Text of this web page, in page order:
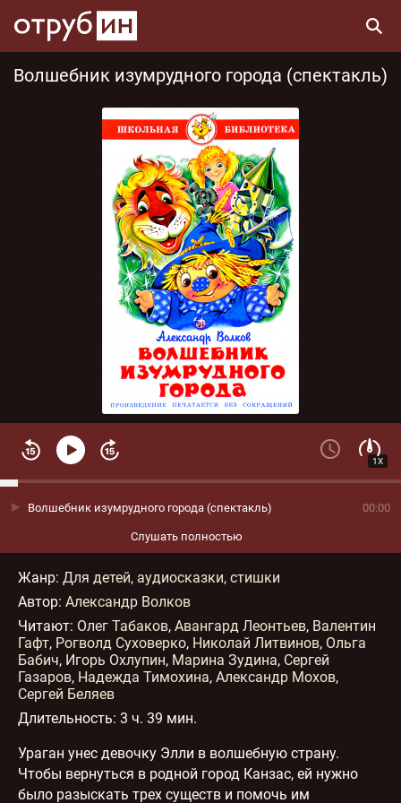
Волшебник изумрудного города (спектакль)
1X
00:00
Волшебник изумрудного города (спектакль)
Слушать полностью
Жанр: Для детей, аудиосказки, стишки
Автор: Александр Волков
Читают: Олег Табаков, Авангард Леонтьев, Валентин
Гафт, Рогволд Суховерко, Николай Литвинов, Ольга
Бабич, Игорь Охлупин, Марина Зудина, Сергей
Газаров, Надежда Тимохина, Александр Мохов,
Сергей Беляев
Длительность: 3 ч. 39 мин.
Ураган унес девочку Элли в волшебную страну.
Чтобы вернуться в родной город Канзас, ей нужно
было разыскать трех существ и помочь им